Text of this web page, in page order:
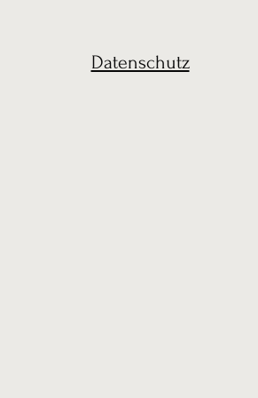
Datenschutz